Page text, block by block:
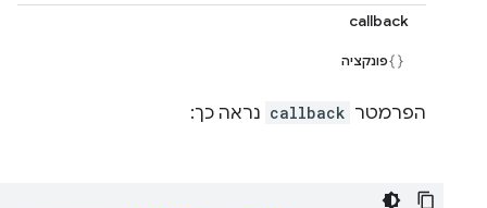
callback
פונקציה
הפרמטר callback נראה כך: